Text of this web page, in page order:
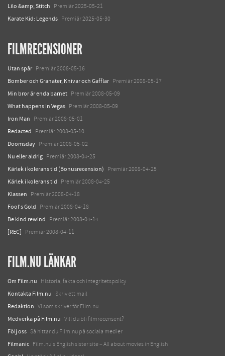
Lilo &amp; Stitch Premiär 2025-05-21
Karate Kid: Legends Premiär 2025-05-30
FILMRECENSIONER
Utan spår Premiär 2008-05-16
Bomber och Granater, Knivar och Gafflar Premiär 2008-05-17
Min bror är enda barnet Premiär 2008-05-09
What happens in Vegas Premiär 2008-05-09
Iron Man Premiär 2008-05-01
Redacted Premiär 2008-05-10
Doomsday Premiär 2008-05-02
Nu eller aldrig Premiär 2008-04-25
Kärlek i kolerans tid (Bonusrecension) Premiär 2008-04-25
Kärlek i kolerans tid Premiär 2008-04-25
Klassen Premiär 2008-04-18
Fool's Gold Premiär 2008-04-18
Be kind rewind Premiär 2008-04-14
[REC] Premiär 2008-04-11
FILM.NU LÄNKAR
Om Film.nu Historia, fakta och integritetspolicy
Kontakta Film.nu Skriv ett mail
Redaktion Vi som skriver för Film.nu
Medverka på Film.nu Vill du bli filmrecensent?
Följ oss Så hittar du Film.nu på sociala medier
Filmanic Film.nu's English sister site – All about movies in English